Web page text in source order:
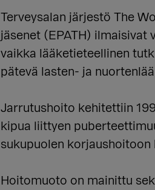
Terveysalan järjestö The
jäsenet (EPATH) ilmaisivat
vaikka lääketieteellinen
pätevä lasten- ja
Jarrutushoito kehitettiin
kipua liittyen
sukupuolen
Hoitomuoto on mainittu